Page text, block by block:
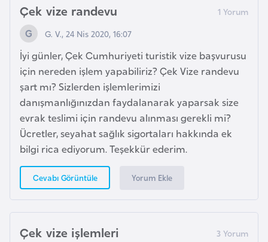
Çek vize randevu
G. V., 24 Nis 2020, 16:07
İyi günler, Çek Cumhuriyeti turistik vize başvurusu
için nereden işlem yapabiliriz? Çek Vize randevu
şart mı? Sizlerden işlemlerimizi
danışmanlığınızdan faydalanarak yaparsak size
evrak teslimi için randevu alınması gerekli mi?
Ücretler, seyahat sağlık sigortaları hakkında ek
bilgi rica ediyorum. Teşekkür ederim.
Cevabı Görüntüle Yorum Ekle
Çek vize işlemleri
d
a
n
G
u
y
a
n
a
H
i
d